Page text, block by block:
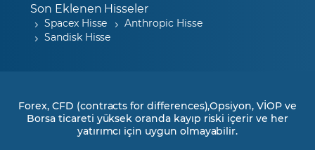
Son Eklenen Hisseler
Spacex Hisse
Anthropic Hisse
Sandisk Hisse
Forex, CFD (contracts for differences),Opsiyon, VİOP ve
Borsa ticareti yüksek oranda kayıp riski içerir ve her
yatırımcı için uygun olmayabilir.